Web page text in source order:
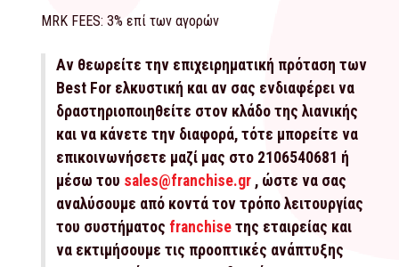
MRK FEES: 3% επί των αγορών
Αν θεωρείτε την επιχειρηματική πρόταση των
Best For ελκυστική και αν σας ενδιαφέρει να
δραστηριοποιηθείτε στον κλάδο της λιανικής
και να κάνετε την διαφορά, τότε μπορείτε να
επικοινωνήσετε μαζί μας στο 2106540681 ή
μέσω του sales@franchise.gr , ώστε να σας
αναλύσουμε από κοντά τον τρόπο λειτουργίας
του συστήματος franchise της εταιρείας και
να εκτιμήσουμε τις προοπτικές ανάπτυξης